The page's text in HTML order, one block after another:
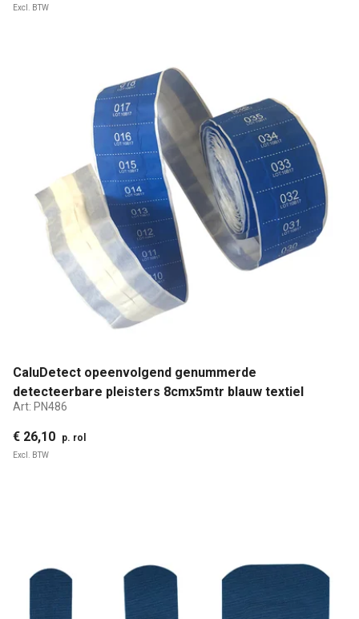
Excl. BTW
CaluDetect opeenvolgend genummerde
detecteerbare pleisters 8cmx5mtr blauw textiel
Art: PN486
€ 26,10 p. rol
Excl. BTW